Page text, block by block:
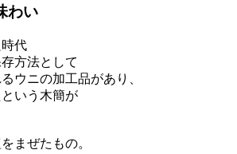
わい
代
方法として
ウニの加工品があり、
いう木簡が
まぜたもの。